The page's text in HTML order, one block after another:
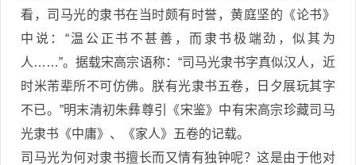
看，司马光的隶书在当时颇有时誉，黄庭坚的《论书》
中说：“温公正书不甚善，而隶书极端劲，似其为
人……”。据载宋高宗语称：“司马光隶书字真似汉人，近
时米芾辈所不可仿佛。朕有光隶书五卷，日夕展玩其字
不已。”明末清初朱彝尊引《宋鉴》中有宋高宗珍藏司马
光隶书《中庸》、《家人》五卷的记载。
司马光为何对隶书擅长而又情有独钟呢？这是由于他对